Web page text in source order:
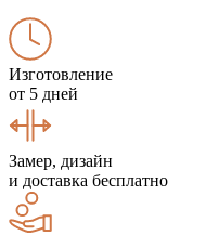
Изготовление
от 5 дней
Замер, дизайн
и доставка бесплатно